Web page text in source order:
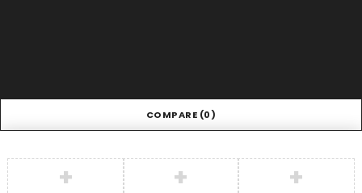
COMPARE (0)